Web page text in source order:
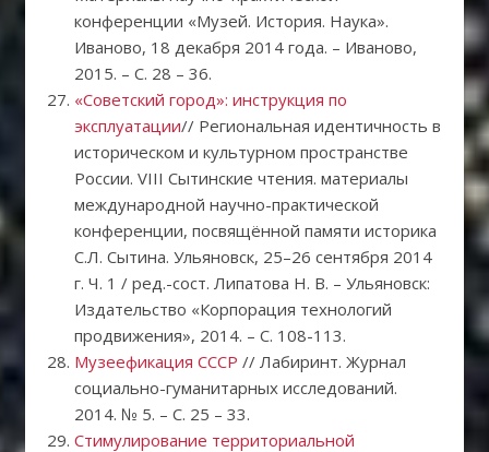
конференции «Музей. История. Наука».
Иваново, 18 декабря 2014 года. – Иваново,
2015. – С. 28 – 36.
«Советский город»: инструкция по
эксплуатации// Региональная идентичность в
историческом и культурном пространстве
России. VIII Сытинские чтения. материалы
международной научно-практической
конференции, посвящённой памяти историка
C.Л. Cытина. Ульяновск, 25–26 сентября 2014
г. Ч. 1 / ред.-сост. Липатова Н. В. – Ульяновск:
Издательство «Корпорация технологий
продвижения», 2014. – С. 108-113.
Музеефикация СССР // Лабиринт. Журнал
социально-гуманитарных исследований.
2014. № 5. – С. 25 – 33.
Стимулирование территориальной